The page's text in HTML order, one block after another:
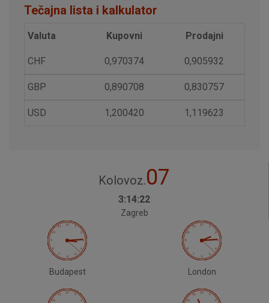
Tečajna lista i kalkulator
Valuta Kupovni Prodajni
CHF 0,970374 0,905932
GBP 0,890708 0,830757
USD 1,200420 1,119623
Kolovoz.07
3:14:22
Zagreb
Budapest London
Prihvaćam upotrebu navedenih kolačića
postavljaju kao odgovor na vaše radnje koje uključuju zahtjev
za uslugama, kao što su postavke kolačića. Svoj preglednik
o njima, ali u tom slučaju neki dijelovi stranice neće raditi. Ti
kolačići ne pohranjuju nikakve informacije koje bi vas mogle
identificirati.
Detaljnije informacije o kolačićima